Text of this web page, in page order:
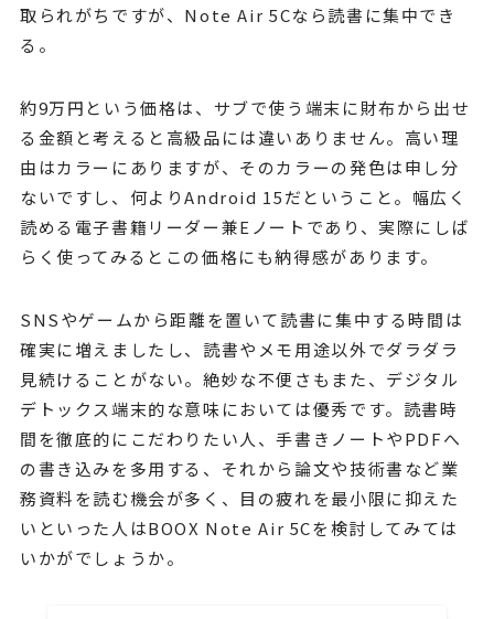
取られがちですが、Note Air 5Cなら読書に集中でき
る。
約9万円という価格は、サブで使う端末に財布から出せ
る金額と考えると高級品には違いありません。高い理
由はカラーにありますが、そのカラーの発色は申し分
ないですし、何よりAndroid 15だということ。幅広く
読める電子書籍リーダー兼Eノートであり、実際にしば
らく使ってみるとこの価格にも納得感があります。
SNSやゲームから距離を置いて読書に集中する時間は
確実に増えましたし、読書やメモ用途以外でダラダラ
見続けることがない。絶妙な不便さもまた、デジタル
デトックス端末的な意味においては優秀です。読書時
間を徹底的にこだわりたい人、手書きノートやPDFへ
の書き込みを多用する、それから論文や技術書など業
務資料を読む機会が多く、目の疲れを最小限に抑えた
いといった人はBOOX Note Air 5Cを検討してみては
いかがでしょうか。